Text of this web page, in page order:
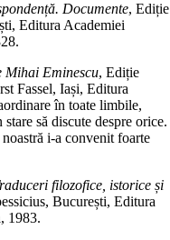
Documente, Ediție
Editura Academiei
Mihai Eminescu, Ediție
Fassel, Iași, Editura
în toate limbile,
să discute despre orice.
i-a convenit foarte
filozofice, istorice și
București, Editura
1983.